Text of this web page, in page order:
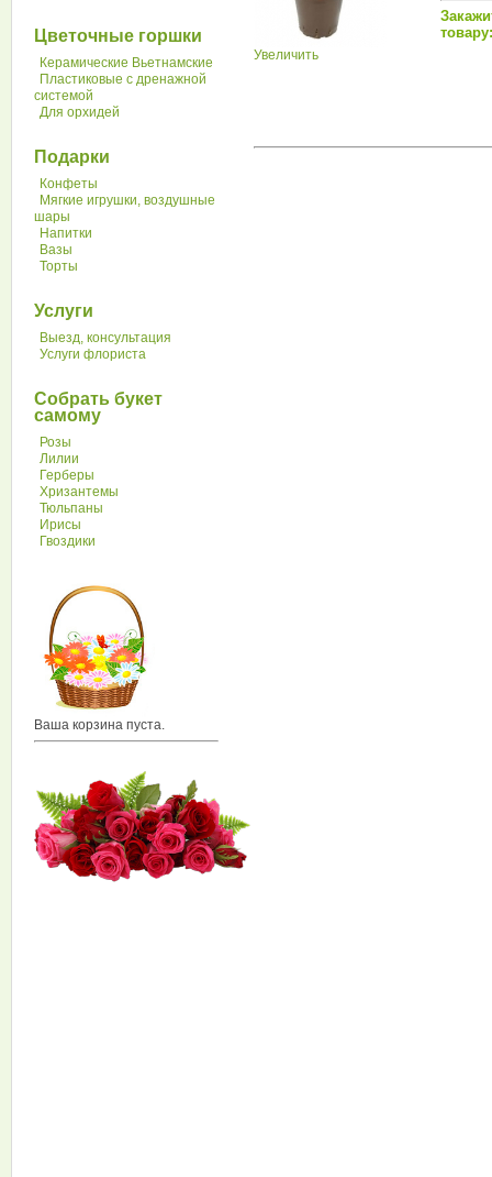
Цветочные горшки
Керамические Вьетнамские
Пластиковые с дренажной
системой
Для орхидей
Подарки
Конфеты
Мягкие игрушки, воздушные
шары
Напитки
Вазы
Торты
Услуги
Выезд, консультация
Услуги флориста
Собрать букет
самому
Розы
Лилии
Герберы
Хризантемы
Тюльпаны
Ирисы
Гвоздики
Ваша корзина пуста.
Увеличить